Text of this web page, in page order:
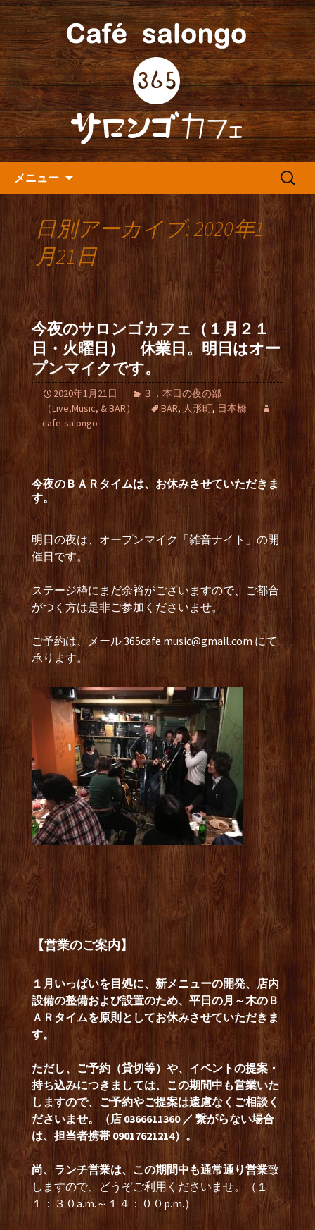
人形町の『365(サロンゴ)カフ
ェ』よりお知らせ
人形町の音楽カフェ『365カフェ』より
最新情報をお届けします。
メニュー
検
日別アーカイブ: 2020年1
月21日
今夜のサロンゴカフェ（１月２１
日・火曜日） 休業日。明日はオー
プンマイクです。
2020年1月21日
３．本日の夜の部
（Live,Music, & BAR）
BAR, 人形町, 日本橋
cafe-salongo
今夜のＢＡＲタイムは、お休みさせていただきま
す。
明日の夜は、オープンマイク「雑音ナイト」の開
催日です。
ステージ枠にまだ余裕がございますので、ご都合
がつく方は是非ご参加くださいませ。
ご予約は、メール365cafe.music@gmail.com にて
承ります。
【営業のご案内】
１月いっぱいを目処に、新メニューの開発、店内
設備の整備および設置のため、平日の月～木のＢ
ＡＲタイムを原則としてお休みさせていただきま
す。
ただし、ご予約（貸切等）や、イベントの提案・
持ち込みにつきましては、この期間中も営業いた
しますので、ご予約やご提案は遠慮なくご相談く
ださいませ。（店 0366611360 ／ 繋がらない場合
は、担当者携帯 09017621214）。
尚、ランチ営業は、この期間中も通常通り営業致
しますので、どうぞご利用くださいませ。（１
１：３０a.m.～１４：００p.m.）